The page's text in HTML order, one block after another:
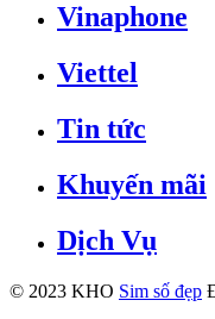
Vinaphone
Viettel
Tin tức
Khuyến mãi
Dịch Vụ
© 2023 KHO Sim số đẹp